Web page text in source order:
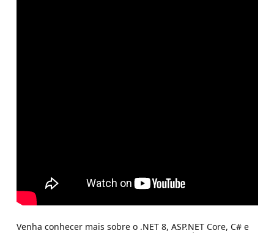
Venha conhecer mais sobre o .NET 8, ASP.NET Core, C# e